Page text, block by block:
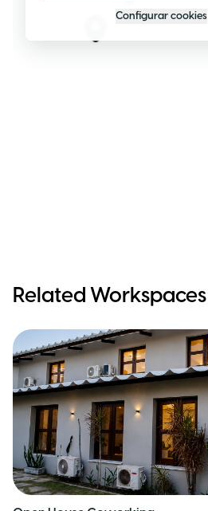
Configurar cookies
Related Workspaces